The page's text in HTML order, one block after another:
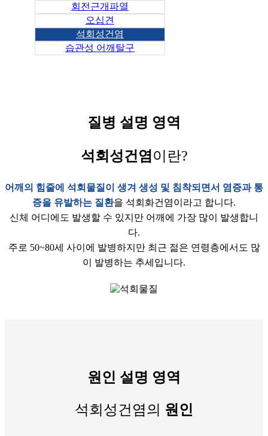
회전근개파열
오십견
석회성건염
습관성 어깨탈구
질병 설명 영역
석회성건염이란?
어깨의 힘줄에 석회물질이 생겨 생성 및 침착되면서 염증과 통
증을 유발하는 질환을 석회화건염이라고 합니다.
신체 어디에도 발생할 수 있지만 어깨에 가장 많이 발생합니
다.
주로 50~80세 사이에 발병하지만 최근 젊은 연령층에서도 많
이 발병하는 추세입니다.
원인 설명 영역
석회성건염의 원인